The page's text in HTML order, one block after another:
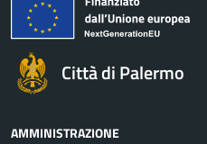
Città di Palermo
AMMINISTRAZIONE